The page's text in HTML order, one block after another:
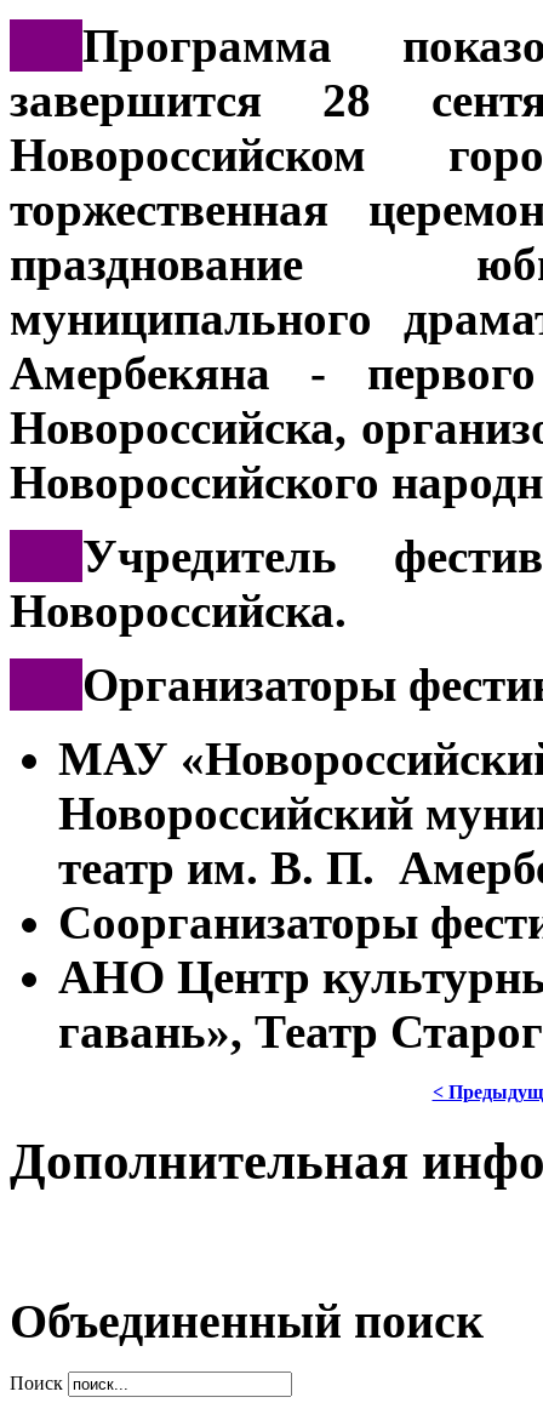
Программа
завершится 28
Новороссийском
торжественная
празднование
муниципального
Амербекяна - первого
Новороссийска,
Новороссийского
Учредитель
Новороссийска.
Организаторы
МАУ
Новороссийский
театр им. В. П.
Соорганизаторы
АНО Центр
гавань», Театр
<
Дополнительная
Объединенный поиск
Поиск